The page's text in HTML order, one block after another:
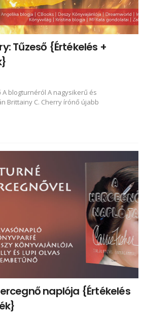
Tűzeső {Értékelés +
A blogturnéról A nagysikerű és
Brittainy C. Cherry írónő újabb
naplója {Értékelés